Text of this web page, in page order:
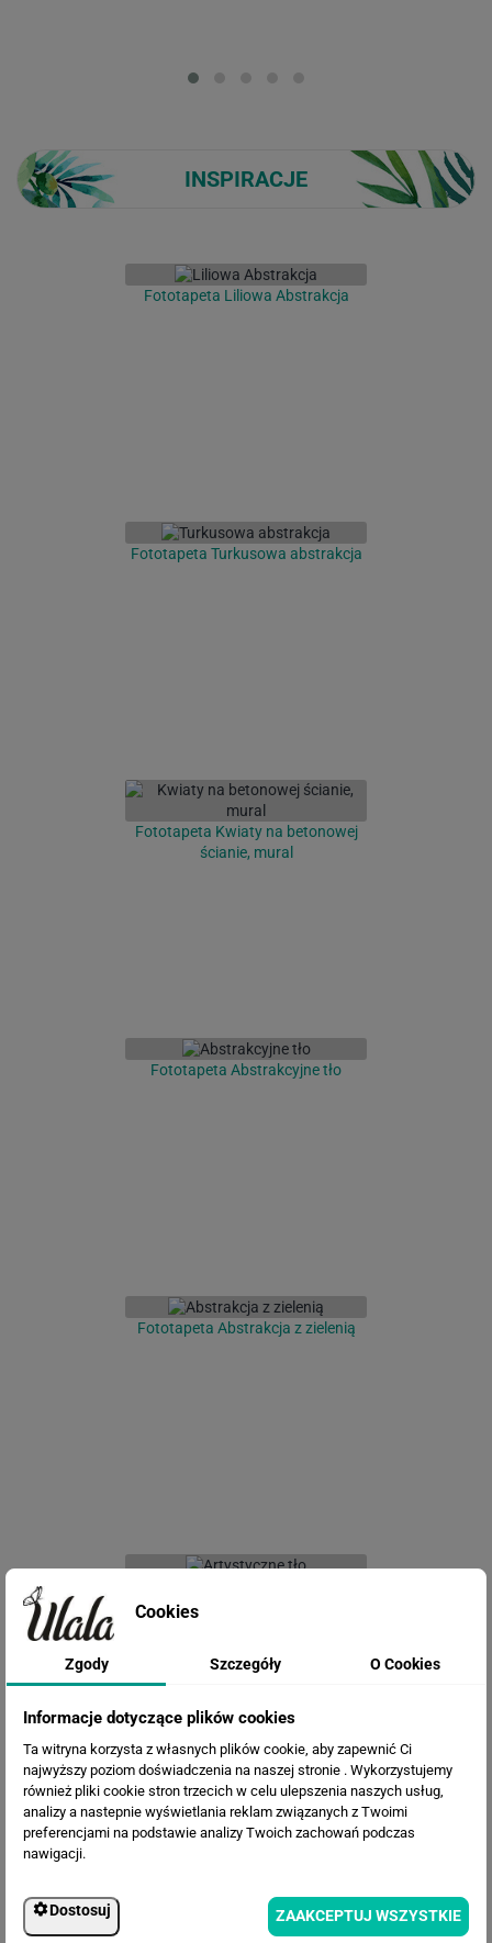
INSPIRACJE
Fototapeta Liliowa Abstrakcja
Fototapeta Turkusowa abstrakcja
Fototapeta Kwiaty na betonowej
ścianie, mural
Fototapeta Abstrakcyjne tło
Fototapeta Abstrakcja z zielenią
Fototapeta Abstrakcyjne twarze
Cookies
Zgody Szczegóły O Cookies
Informacje dotyczące plików cookies
Ta witryna korzysta z własnych plików cookie, aby zapewnić Ci
najwyższy poziom doświadczenia na naszej stronie . Wykorzystujemy
również pliki cookie stron trzecich w celu ulepszenia naszych usług,
analizy a nastepnie wyświetlania reklam związanych z Twoimi
preferencjami na podstawie analizy Twoich zachowań podczas
nawigacji.
Dostosuj ZAAKCEPTUJ WSZYSTKIE